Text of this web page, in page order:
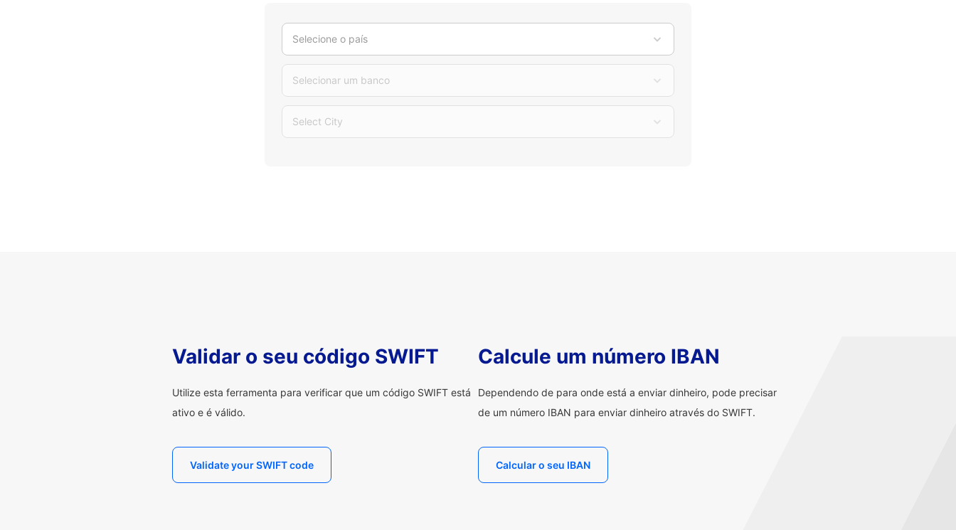
Selecione o país
Selecionar um banco
Select City
Validar o seu código SWIFT
Utilize esta ferramenta para verificar que um código SWIFT está
ativo e é válido.
Validate your SWIFT code
Calcule um número IBAN
Dependendo de para onde está a enviar dinheiro, pode precisar
de um número IBAN para enviar dinheiro através do SWIFT.
Calcular o seu IBAN